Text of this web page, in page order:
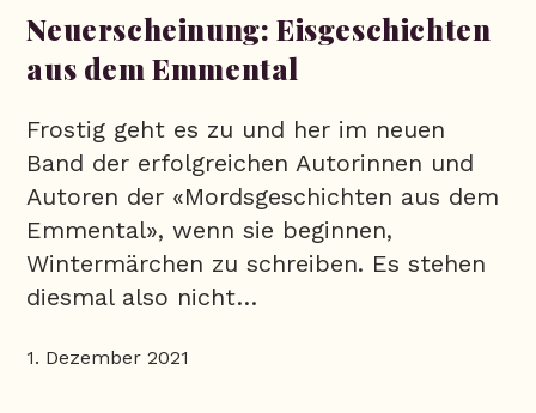
Neuerscheinung: Eisgeschichten
aus dem Emmental
Frostig geht es zu und her im neuen
Band der erfolgreichen Autorinnen und
Autoren der «Mordsgeschichten aus dem
Emmental», wenn sie beginnen,
Wintermärchen zu schreiben. Es stehen
diesmal also nicht…
1. Dezember 2021